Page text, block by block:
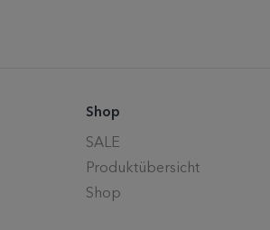
Shop
SALE
Produktübersicht
Shop